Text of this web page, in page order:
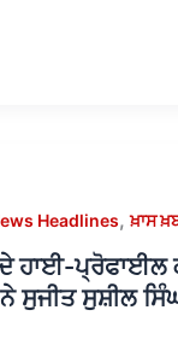
Headlines,ਖ਼ਾਸ
ਦੇ ਹਾਈ-
ਸੁਜੀਤ ਸੁਸ਼ੀਲ